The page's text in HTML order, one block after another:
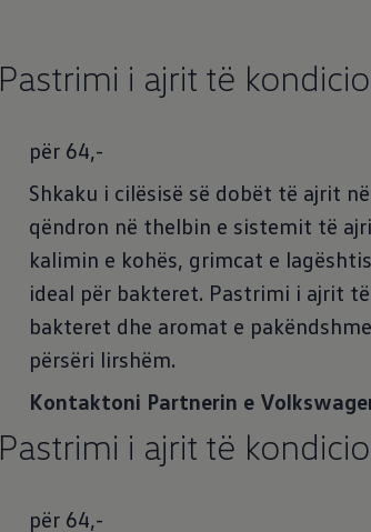
Pastrimi i ajrit të
për 64,-
Shkaku i cilësisë së dobët të ajrit
qëndron në thelbin e sistemit të
kalimin e kohës, grimcat e
ideal për bakteret. Pastrimi i ajrit
bakteret dhe aromat e
përsëri lirshëm.
Kontaktoni Partnerin e
Pastrimi i ajrit të
për 64,-